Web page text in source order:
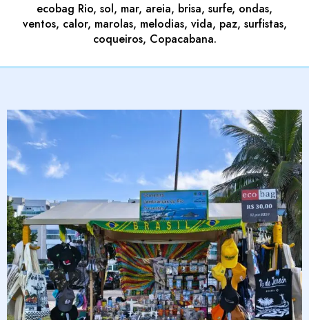
ecobag Rio, sol, mar, areia, brisa, surfe, ondas,
ventos, calor, marolas, melodias, vida, paz, surfistas,
coqueiros, Copacabana.